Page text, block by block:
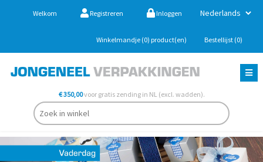
Welkom Registreren Inloggen
Winkelmandje (0) product(en) Bestellijst (0)
€ 350,00voor gratis zending in NL (excl. wadden).